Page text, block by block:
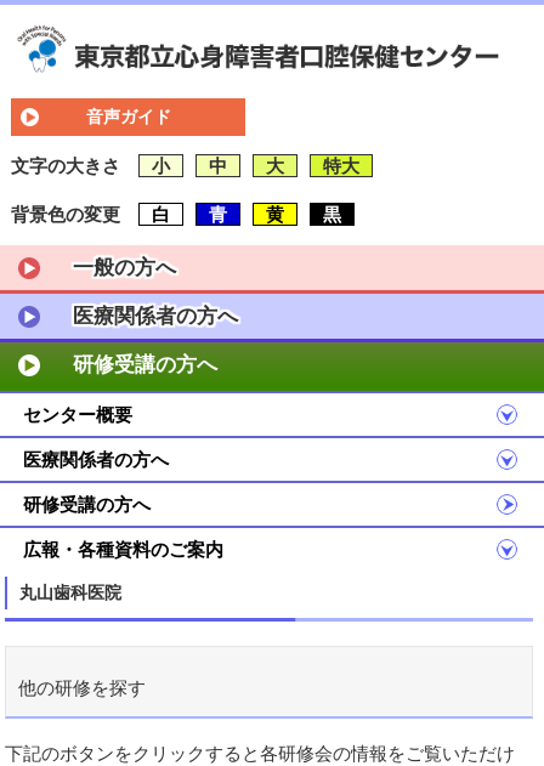
音声ガイド
文字の大きさ 小 中 大 特大
背景色の変更 白 青 黄 黒
一般の方へ
医療関係者の方へ
研修受講の方へ
センター概要
医療関係者の方へ
研修受講の方へ
広報・各種資料のご案内
丸山歯科医院
他の研修を探す
下記のボタンをクリックすると各研修会の情報をご覧いただけ